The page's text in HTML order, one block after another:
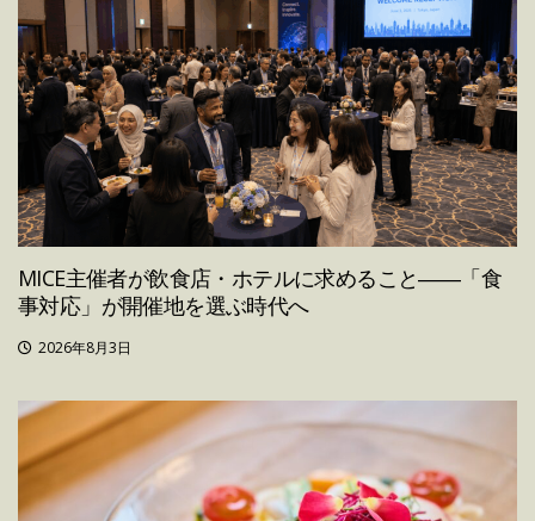
MICE主催者が飲食店・ホテルに求めること――「食
事対応」が開催地を選ぶ時代へ
2026年8月3日